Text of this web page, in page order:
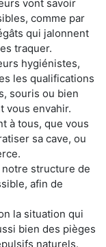
vont savoir
comme par
qui jalonnent
traquer.
hygiénistes,
les qualifications
souris ou bien
vous envahir.
à tous, que vous
sa cave, ou
structure de
afin de
la situation qui
bien des pièges
naturels.